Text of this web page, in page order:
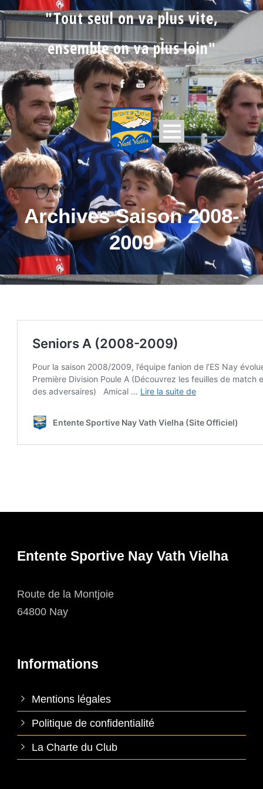
"Tout seul on va plus vite,
ensemble on va plus loin"
Archives Saison 2008-
2009
Entente Sportive Nay Vath Vielha
Route de la Montjoie
64800 Nay
Informations
Mentions légales
Politique de confidentialité
La Charte du Club